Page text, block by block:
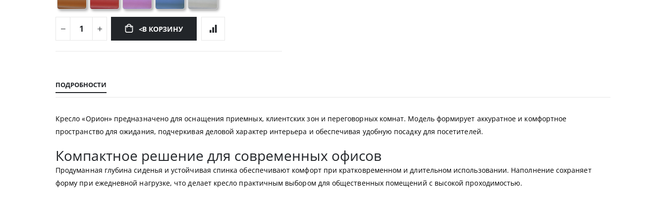
<В КОРЗИНУ
началу
галереи
изображений
ПОДРОБНОСТИ
Кресло «Орион» предназначено для оснащения приемных, клиентских зон и переговорных комнат. Модель формирует аккуратное и комфортное
пространство для ожидания, подчеркивая деловой характер интерьера и обеспечивая удобную посадку для посетителей.
Компактное решение для современных офисов
Продуманная глубина сиденья и устойчивая спинка обеспечивают комфорт при кратковременном и длительном использовании. Наполнение сохраняет
форму при ежедневной нагрузке, что делает кресло практичным выбором для общественных помещений с высокой проходимостью.